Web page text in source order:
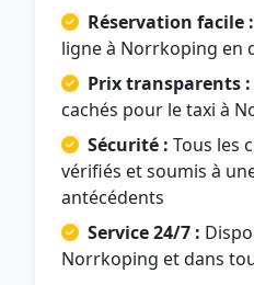
Réservation facile :
ligne à Norrkoping en
Prix transparents :
cachés pour le taxi à
Sécurité : Tous les
vérifiés et soumis à
antécédents
Service 24/7 :
Norrkoping et dans